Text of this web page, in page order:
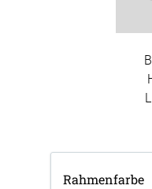
Rahmenfarbe